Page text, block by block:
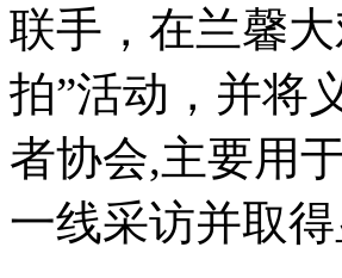
联手，在兰馨
拍”活动，并将
者协会,主要用
一线采访并取